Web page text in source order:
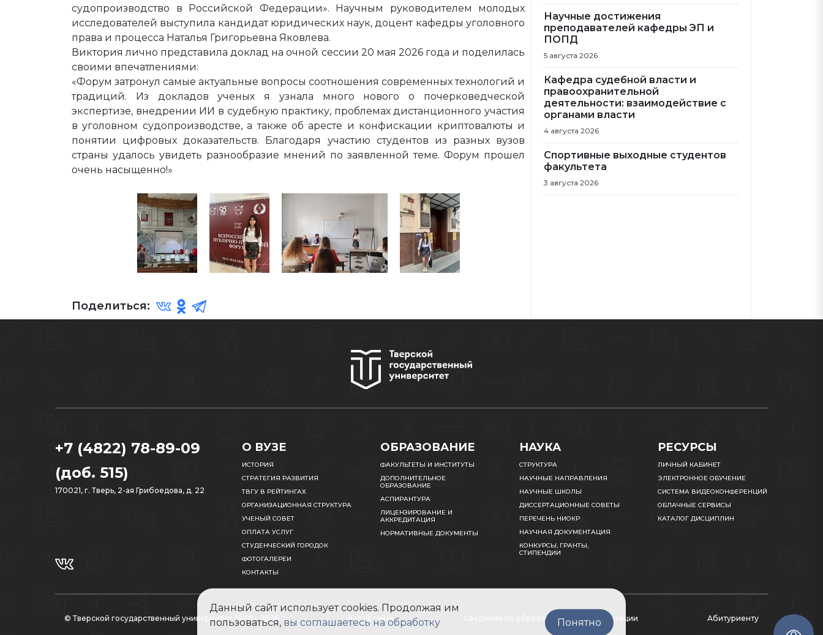
судопроизводство в Российской Федерации». Научным руководителем молодых
исследователей выступила кандидат юридических наук, доцент кафедры уголовного
права и процесса Наталья Григорьевна Яковлева.
Виктория лично представила доклад на очной сессии 20 мая 2026 года и поделилась
своими впечатлениями:
«Форум затронул самые актуальные вопросы соотношения современных технологий и
традиций. Из докладов ученых я узнала много нового о почерковедческой
экспертизе, внедрении ИИ в судебную практику, проблемах дистанционного участия
в уголовном судопроизводстве, а также об аресте и конфискации криптовалюты и
понятии цифровых доказательств. Благодаря участию студентов из разных вузов
страны удалось увидеть разнообразие мнений по заявленной теме. Форум прошел
очень насыщенно!»
Поделиться:
Научные достижения
преподавателей кафедры ЭП и
ПОПД
5 августа 2026
Кафедра судебной власти и
правоохранительной
деятельности: взаимодействие с
органами власти
4 августа 2026
Спортивные выходные студентов
факультета
3 августа 2026
+7 (4822) 78-89-09
(доб. 515)
170021, г. Тверь, 2-ая Грибоедова, д. 22
О ВУЗЕ
ИСТОРИЯ
СТРАТЕГИЯ РАЗВИТИЯ
ТВГУ В РЕЙТИНГАХ
ОРГАНИЗАЦИОННАЯ СТРУКТУРА
УЧЕНЫЙ СОВЕТ
ОПЛАТА УСЛУГ
СТУДЕНЧЕСКИЙ ГОРОДОК
ФОТОГАЛЕРЕИ
КОНТАКТЫ
ОБРАЗОВАНИЕ
ФАКУЛЬТЕТЫ И ИНСТИТУТЫ
ДОПОЛНИТЕЛЬНОЕ
ОБРАЗОВАНИЕ
АСПИРАНТУРА
ЛИЦЕНЗИРОВАНИЕ И
АККРЕДИТАЦИЯ
НОРМАТИВНЫЕ ДОКУМЕНТЫ
НАУКА
СТРУКТУРА
НАУЧНЫЕ НАПРАВЛЕНИЯ
НАУЧНЫЕ ШКОЛЫ
ДИССЕРТАЦИОННЫЕ СОВЕТЫ
ПЕРЕЧЕНЬ НИОКР
НАУЧНАЯ ДОКУМЕНТАЦИЯ
КОНКУРСЫ, ГРАНТЫ,
СТИПЕНДИИ
РЕСУРСЫ
ЛИЧНЫЙ КАБИНЕТ
ЭЛЕКТРОННОЕ ОБУЧЕНИЕ
СИСТЕМА ВИДЕОКОНФЕРЕНЦИЙ
ОБЛАЧНЫЕ СЕРВИСЫ
КАТАЛОГ ДИСЦИПЛИН
© Тверской государственный университет, 1870 - 2026 Карта сайта Сведения об образовательной организации Абитуриенту
Данный сайт использует cookies. Продолжая им
пользоваться, вы соглашаетесь на обработку
Понятно